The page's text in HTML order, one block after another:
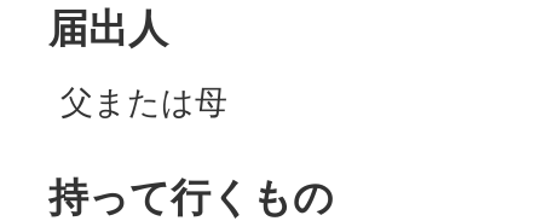
届出人
父または母
持って行くもの